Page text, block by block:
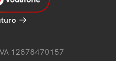
12878470157